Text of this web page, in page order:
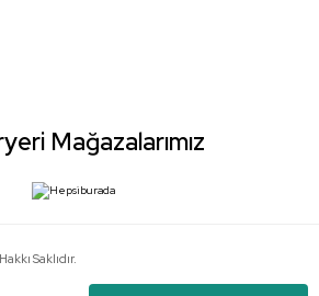
Mağazalarımız
Saklıdır.